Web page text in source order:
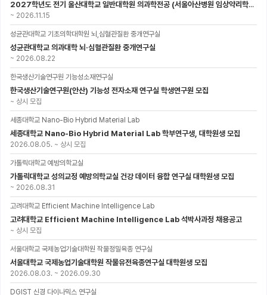
2027학년도 전기 울산대학교 일반대학원 의과학전공 (서울아산병원 임상약리학과 약동약력학 연구실) 대학원생 모집공고
~ 2026.11.15
성균관대학교 기초의학대학원 뇌,심혈관질환 중개연구실
성균관대학교 의과대학 뇌·심혈관질환 중개연구실
~ 2026.08.22
한국생산기술연구원 기능성소재연구실
한국생산기술연구원(안산) 기능성 전자소재 연구실 학생연구원 모집
~ 상시 모집
세종대학교 Nano-Bio Hybrid Material Lab
세종대학교 Nano-Bio Hybrid Material Lab 학부연구생, 대학원생 모집
2026.08.05. ~ 상시 모집
가톨릭대학교 예방의학교실
가톨릭대학교 성의교정 예방의학교실 건강 데이터 융합 연구실 대학원생 모집
~ 2026.08.31
고려대학교 Efficient Machine Intelligence Lab
고려대학교 Efficient Machine Intelligence Lab 석박사과정 채용공고
~ 상시 모집
서울대학교 국제농업기술대학원 작물정밀육종 연구실
서울대학교 국제농업기술대학원 작물유전육종연구실 대학원생 모집
2026.08.03. ~ 2026.09.30
DGIST 신경 다이나믹스 연구실